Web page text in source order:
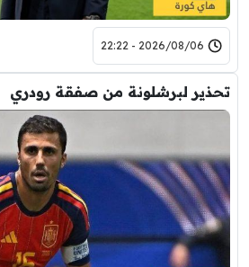
2026/08/06 - 22:22
تحذير لبرشلونة من صفقة رودري